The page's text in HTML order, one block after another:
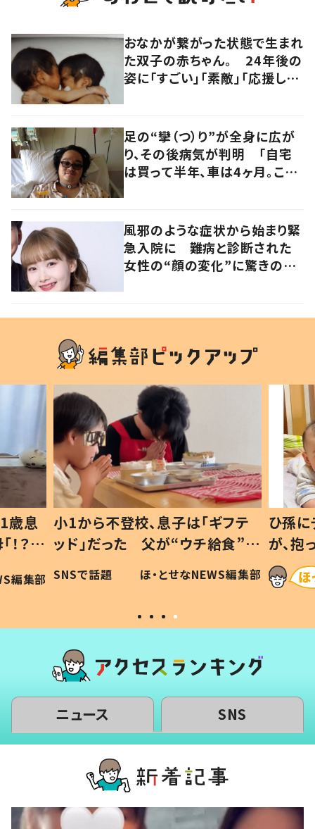
おなかが繋がった状態で生まれ
た双子の赤ちゃん。 24年後の
姿に「すごい」「素敵」「応援して
足の“攣（つ）り”が全身に広が
り、その後病気が判明 「自宅
は買って半年、車は4ヶ月。この
聞いた
風邪のような症状から始まり緊
急入院に 難病と診断された
女性の“顔の変化”に驚きの
歳息
？」
編集部
小1から不登校、息子は「ギフテ
ッド」だった 父が“ウチ給食”を
作り続ける理由とは #令和の親
#令和の子
SNSで話題 ほ・とせなNEWS編集部
ひ孫
が、
「涙が
い」
ニュース SNS